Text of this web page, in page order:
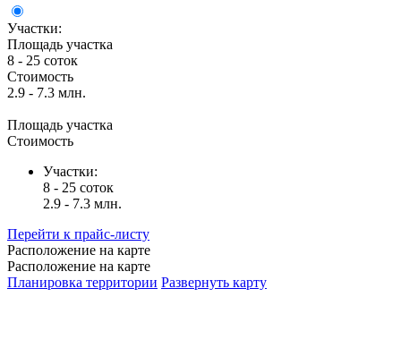
Участки:
Площадь участка
8 - 25 соток
Стоимость
2.9 - 7.3 млн.
Площадь участка
Стоимость
Участки:
8 - 25 соток
2.9 - 7.3 млн.
Перейти к прайс-листу
Расположение на карте
Расположение на карте
Планировка территории Развернуть карту